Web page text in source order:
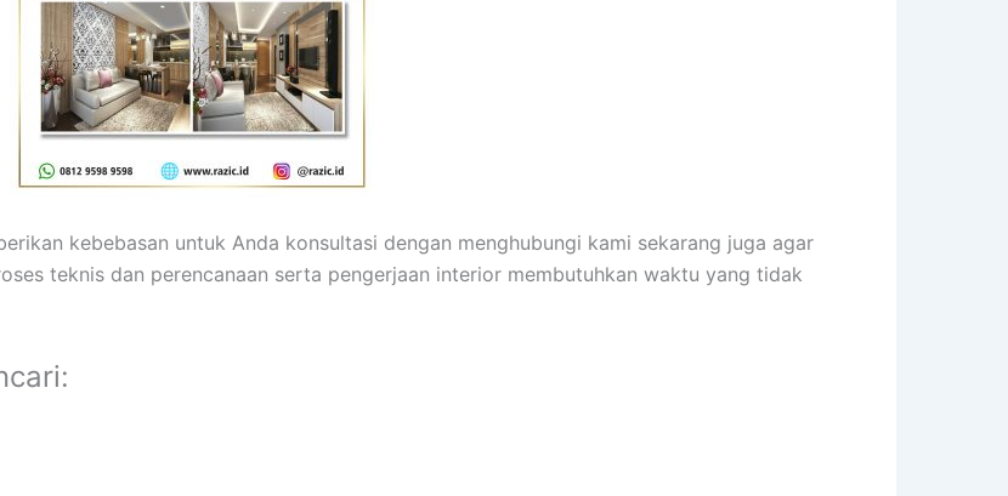
kebebasan untuk Anda konsultasi dengan menghubungi kami sekarang juga agar
teknis dan perencanaan serta pengerjaan interior membutuhkan waktu yang tidak